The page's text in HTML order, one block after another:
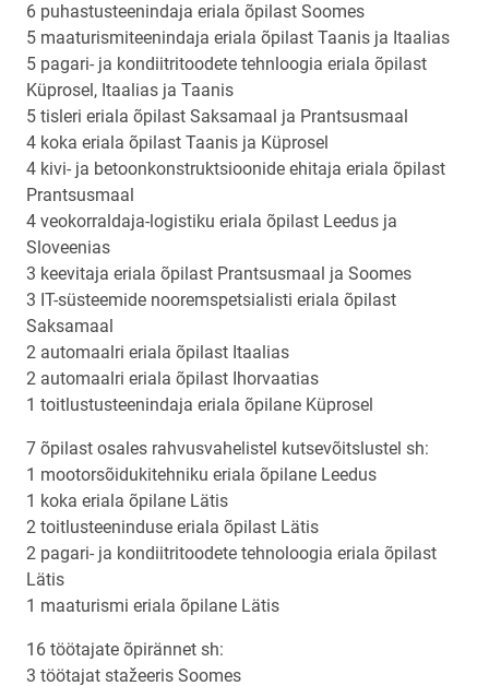
6 puhastusteenindaja eriala õpilast Soomes
5 maaturismiteenindaja eriala õpilast Taanis ja Itaalias
5 pagari- ja kondiitritoodete tehnloogia eriala õpilast
Küprosel, Itaalias ja Taanis
5 tisleri eriala õpilast Saksamaal ja Prantsusmaal
4 koka eriala õpilast Taanis ja Küprosel
4 kivi- ja betoonkonstruktsioonide ehitaja eriala õpilast
Prantsusmaal
4 veokorraldaja-logistiku eriala õpilast Leedus ja
Sloveenias
3 keevitaja eriala õpilast Prantsusmaal ja Soomes
3 IT-süsteemide nooremspetsialisti eriala õpilast
Saksamaal
2 automaalri eriala õpilast Itaalias
2 automaalri eriala õpilast Ihorvaatias
1 toitlustusteenindaja eriala õpilane Küprosel
7 õpilast osales rahvusvahelistel kutsevõitslustel sh:
1 mootorsõidukitehniku eriala õpilane Leedus
1 koka eriala õpilane Lätis
2 toitlusteeninduse eriala õpilast Lätis
2 pagari- ja kondiitritoodete tehnoloogia eriala õpilast
Lätis
1 maaturismi eriala õpilane Lätis
16 töötajate õpirännet sh:
3 töötajat stažeeris Soomes